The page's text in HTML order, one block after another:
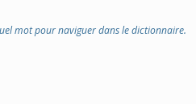
mot pour naviguer dans le dictionnaire.